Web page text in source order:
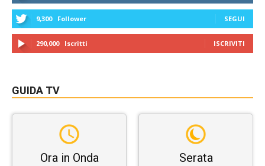
9,300 Follower SEGUI
290,000 Iscritti ISCRIVITI
GUIDA TV
Ora in Onda Serata